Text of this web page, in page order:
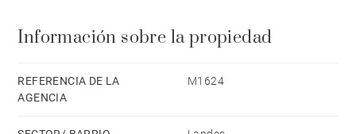
floorplan designed to capture abundant natural light.
add both charm and practicality.
The lush garden offers total privacy and a sense of
Información sobre la propiedad
REFERENCIA DE LA
AGENCIA
M1624